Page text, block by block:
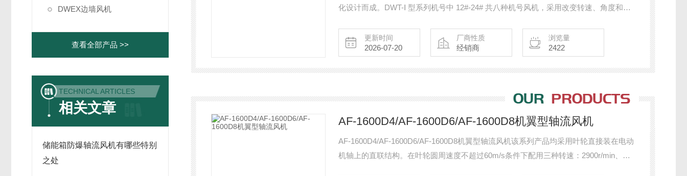
DWEX边墙风机
查看全部产品 >>
TECHNICAL ARTICLES
相关文章
储能箱防爆轴流风机有哪些特别
之处
化设计而成。DWT-Ⅰ 型系列机号中 12#-24# 共八种机号风机，采用改变转速、角度和叶
实现节能和降噪；
更新时间
2026-07-20
厂商性质
经销商
浏览量
2422
AF-1600D4/AF-1600D6/AF-1600D8机翼型轴流风机
AF-1600D4/AF-1600D6/AF-1600D8机翼型轴流风机该系列产品均采用叶轮直接装在电动
机轴上的直联结构。在叶轮圆周速度不超过60m/s条件下配用三种转速：2900r/min、